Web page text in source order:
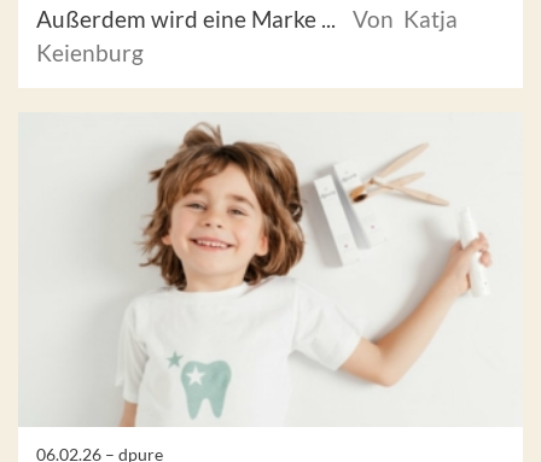
Außerdem wird eine Marke ...
Von Katja
Keienburg
06.02.26 – dpure